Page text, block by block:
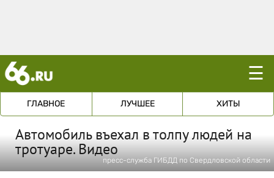
☰
ГЛАВНОЕ ЛУЧШЕЕ ХИТЫ
Автомобиль въехал в толпу людей на
тротуаре. Видео
пресс-служба ГИБДД по Свердловской области